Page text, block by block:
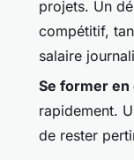
projets. Un
compétitif,
salaire
Se former en
rapidement.
de rester